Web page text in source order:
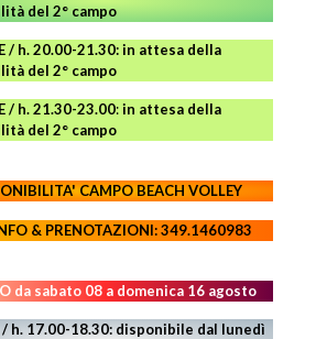
del 2° campo
/ h. 20.00-21.30:in attesa della
del 2° campo
/ h. 21.30-23.00:in attesa della
del 2° campo
CAMPOBEACH VOLLEY
& PRENOTAZIONI: 349.1460983
da sabato 08 a domenica 16 agosto
/ h. 17.00-18.30: disponibile dal lunedì